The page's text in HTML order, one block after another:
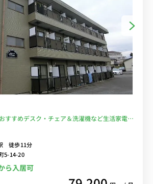
すすめデスク・チェア＆洗濯機など生活家電の
徒歩11分
5-14-20
ら入居可